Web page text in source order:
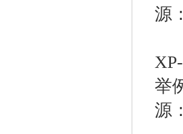
源
举
源